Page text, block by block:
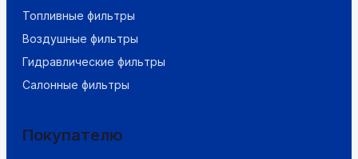
Топливные фильтры
Воздушные фильтры
Гидравлические фильтры
Салонные фильтры
Покупателю